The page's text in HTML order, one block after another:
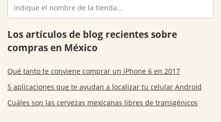
Los artículos de blog recientes sobre
compras en México
Qué tanto te conviene comprar un iPhone 6 en 2017
5 aplicaciones que te ayudan a localizar tu celular Android
Cuáles son las cervezas mexicanas libres de transgénicos